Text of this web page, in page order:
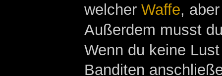
welcherWaffe,
Außerdem musst
Wenn du keine
Banditen